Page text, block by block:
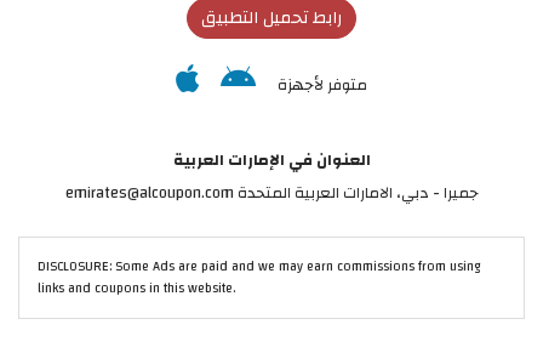
رابط تحميل التطبيق
متوفر لأجهزة
العنوان في الإمارات العربية
جميرا - دبي، الامارات العربية المتحدة emirates@alcoupon.com
DISCLOSURE: Some Ads are paid and we may earn commissions from using
links and coupons in this website.